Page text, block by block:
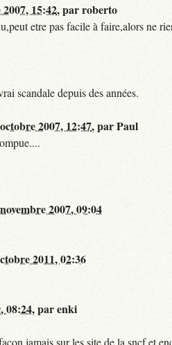
15:42,parroberto
etre pas facile à faire,alors ne
scandale depuis des années.
2007, 12:47,parPaul
2007, 09:04
2011, 02:36
08:24,parenki
jamais sur les site de la sncf et